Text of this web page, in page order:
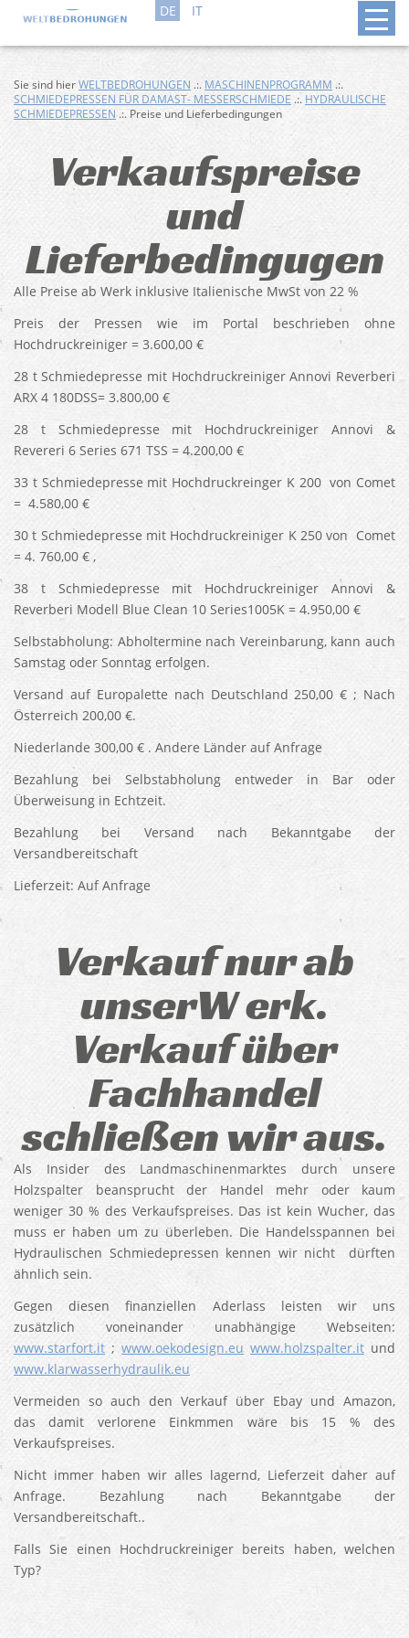
DE IT
Sie sind hierWELTBEDROHUNGEN .:. MASCHINENPROGRAMM .:.
SCHMIEDEPRESSEN FÜR DAMAST- MESSERSCHMIEDE .:. HYDRAULISCHE
SCHMIEDEPRESSEN .:. Preise und Lieferbedingungen
Verkaufspreise
und
Lieferbedingugen
Alle Preise ab Werk inklusive Italienische MwSt von 22 %
Preis der Pressen wie im Portal beschrieben ohne
Hochdruckreiniger = 3.600,00 €
28 t Schmiedepresse mit Hochdruckreiniger Annovi Reverberi
ARX 4 180DSS= 3.800,00 €
28 t Schmiedepresse mit Hochdruckreiniger Annovi &
Revereri 6 Series 671 TSS = 4.200,00 €
33 t Schmiedepresse mit Hochdruckreinger K 200 von Comet
= 4.580,00 €
30 t Schmiedepresse mit Hochdruckreiniger K 250 von Comet
= 4. 760,00 € ,
38 t Schmiedepresse mit Hochdruckreiniger Annovi &
Reverberi Modell Blue Clean 10 Series1005K = 4.950,00 €
Selbstabholung: Abholtermine nach Vereinbarung, kann auch
Samstag oder Sonntag erfolgen.
Versand auf Europalette nach Deutschland 250,00 € ; Nach
Österreich 200,00 €.
Niederlande 300,00 € . Andere Länder auf Anfrage
Bezahlung bei Selbstabholung entweder in Bar oder
Überweisung in Echtzeit.
Bezahlung bei Versand nach Bekanntgabe der
Versandbereitschaft
Lieferzeit: Auf Anfrage
Verkauf nur ab
unserW erk.
Verkauf über
Fachhandel
schließen wir aus.
Als Insider des Landmaschinenmarktes durch unsere
Holzspalter beansprucht der Handel mehr oder kaum
weniger 30 % des Verkaufspreises. Das ist kein Wucher, das
muss er haben um zu überleben. Die Handelsspannen bei
Hydraulischen Schmiedepressen kennen wir nicht dürften
ähnlich sein.
Gegen diesen finanziellen Aderlass leisten wir uns
zusätzlich voneinander unabhängige Webseiten:
www.starfort.it ; www.oekodesign.eu www.holzspalter.it und
www.klarwasserhydraulik.eu
Vermeiden so auch den Verkauf über Ebay und Amazon,
das damit verlorene Einkmmen wäre bis 15 % des
Verkaufspreises.
Nicht immer haben wir alles lagernd, Lieferzeit daher auf
Anfrage. Bezahlung nach Bekanntgabe der
Versandbereitschaft..
Falls Sie einen Hochdruckreiniger bereits haben, welchen
Typ?